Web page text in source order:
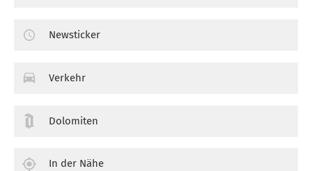
Newsticker
Verkehr
Dolomiten
In der Nähe